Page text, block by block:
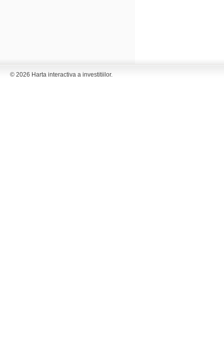
© 2026 Harta interactiva a investitiilor.